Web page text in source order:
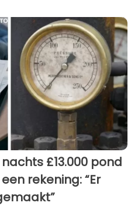
£13.000 pond
rekening: “Er